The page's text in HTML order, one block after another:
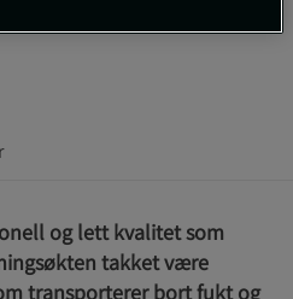
og lett kvalitet som
takket være
transporterer bort fukt og